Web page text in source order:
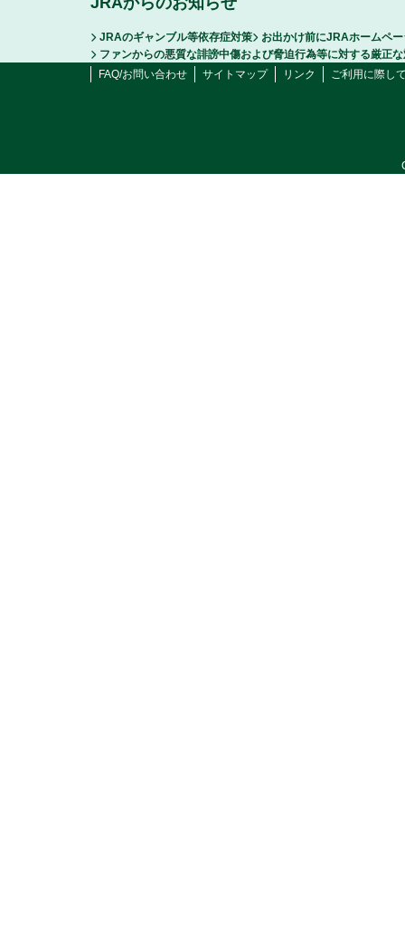
JRAのギャンブル等依存症対策
お出かけ前にJRAホームペ
ファンからの悪質な誹謗中傷および脅迫行為等に対する厳正
FAQ/お問い合わせ
サイトマップ リンク ご利用に際し